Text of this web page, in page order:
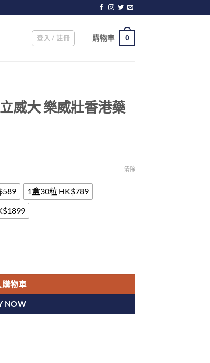
登入 / 註冊 購物車 0
威大 樂威壯香港藥
1盒30粒 HK$789
清除
購物車
NOW